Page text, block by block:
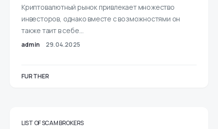
Криптовалютный рынок привлекает множество
инвесторов, однако вместе с возможностями он
также таит в себе…
admin 29.04.2025
FURTHER
LIST OF SCAM BROKERS